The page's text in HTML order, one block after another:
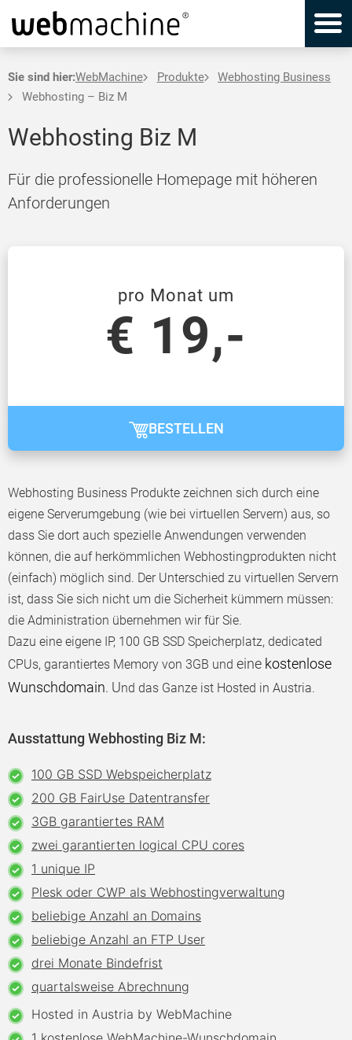
Sie sind hier:WebMachine Produkte
Webhosting Business
Webhosting – Biz M
Webhosting Biz M
Für die professionelle Homepage mit höheren
Anforderungen
Webhosting Business Produkte zeichnen sich durch eine
eigene Serverumgebung (wie bei virtuellen Servern) aus, so
dass Sie dort auch spezielle Anwendungen verwenden
können, die auf herkömmlichen Webhostingprodukten nicht
(einfach) möglich sind. Der Unterschied zu virtuellen Servern
ist, dass Sie sich nicht um die Sicherheit kümmern müssen:
die Administration übernehmen wir für Sie.
Dazu eine eigene IP, 100 GB SSD Speicherplatz, dedicated
CPUs, garantiertes Memory von 3GB und eine kostenlose
Wunschdomain. Und das Ganze ist Hosted in Austria.
pro Monat um
€ 19,-
BESTELLEN
Ausstattung Webhosting Biz M:
100 GB SSD Webspeicherplatz
200 GB FairUse Datentransfer
3GB garantiertes RAM
zwei garantierten logical CPU cores
1 unique IP
Plesk oder CWP als Webhostingverwaltung
beliebige Anzahl an Domains
beliebige Anzahl an FTP User
drei Monate Bindefrist
quartalsweise Abrechnung
Hosted in Austria by WebMachine